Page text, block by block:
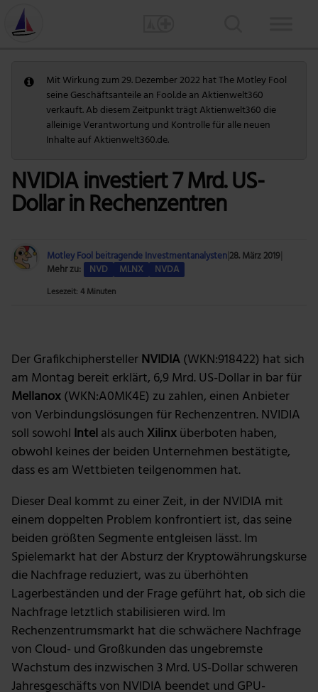
Mit Wirkung zum 29. Dezember 2022 hat The Motley Fool
seine Geschäftsanteile an Fool.de an Aktienwelt360
verkauft. Ab diesem Zeitpunkt trägt Aktienwelt360 die
alleinige Verantwortung und Kontrolle für alle neuen
Inhalte auf Aktienwelt360.de.
NVIDIA investiert 7 Mrd. US-
Dollar in Rechenzentren
Motley Fool beitragende Investmentanalysten28. März 2019
Mehr zu:
NVD MLNX NVDA
Lesezeit: 4 Minuten
Der GrafikchipherstellerNVIDIA(WKN:918422) hat sich
am Montag bereit erklärt, 6,9 Mrd. US-Dollar in bar für
Mellanox(WKN:A0MK4E) zu zahlen, einen Anbieter
von Verbindungslösungen für Rechenzentren. NVIDIA
soll sowohl Intelals auch Xilinxüberboten haben,
obwohl keines der beiden Unternehmen bestätigte,
dass es am Wettbieten teilgenommen hat.
Dieser Deal kommt zu einer Zeit, in der NVIDIA mit
einem doppelten Problem konfrontiert ist, das seine
beiden größten Segmente entgleisen lässt. Im
Spielemarkt hat der Absturz der Kryptowährungskurse
die Nachfrage reduziert, was zu überhöhten
Lagerbeständen und der Frage geführt hat, ob sich die
Nachfrage letztlich stabilisieren wird. Im
Rechenzentrumsmarkt hat die schwächere Nachfrage
von Cloud- und Großkunden das ungebremste
Wachstum des inzwischen 3 Mrd. US-Dollar schweren
Jahresgeschäfts von NVIDIA beendet und GPU-